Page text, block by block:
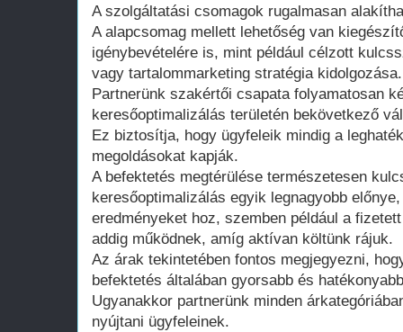
A szolgáltatási csomagok rugalmasan
A alapcsomag mellett lehetőség van
igénybevételére is, mint például célzott
vagy tartalommarketing stratégia kidolgozása.
Partnerünk szakértői csapata folyamatosan
keresőoptimalizálás területén bekövetkező
Ez biztosítja, hogy ügyfeleik mindig a
megoldásokat kapják.
A befektetés megtérülése természetesen
keresőoptimalizálás egyik legnagyobb
eredményeket hoz, szemben például a
addig működnek, amíg aktívan költünk rájuk.
Az árak tekintetében fontos megjegyezni,
befektetés általában gyorsabb és
Ugyanakkor partnerünk minden
nyújtani ügyfeleinek.